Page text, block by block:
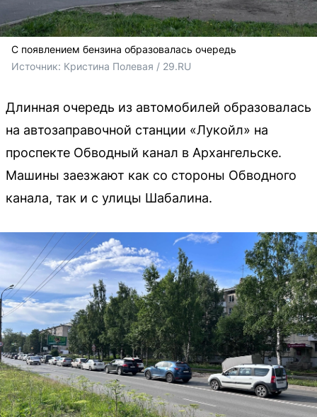
С появлением бензина образовалась очередь
Источник: Кристина Полевая / 29.RU
Длинная очередь из автомобилей образовалась
на автозаправочной станции «Лукойл» на
проспекте Обводный канал в Архангельске.
Машины заезжают как со стороны Обводного
канала, так и с улицы Шабалина.